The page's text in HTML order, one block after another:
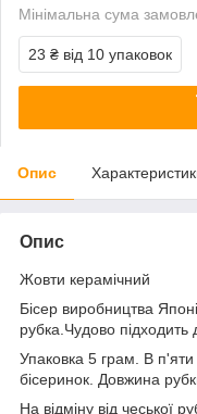
Мінімальна сума
23 ₴ від 10 упаковок
Опис
Опис
Жовти керамічний
Бісер виробництва
рубка.Чудово підходить
Упаковка 5 грам. В
бісеринок. Довжина
На відміну від чеської